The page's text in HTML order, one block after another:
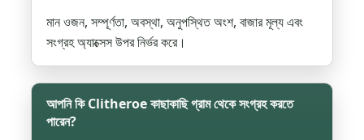
মান ওজন, সম্পূর্ণতা, অবস্থা, অনুপস্থিত অংশ, বাজার মূল্য এবং
সংগ্রহ অ্যাক্সেস উপর নির্ভর করে।
আপনি কি Clitheroe কাছাকাছি গ্রাম থেকে সংগ্রহ করতে
পারেন?